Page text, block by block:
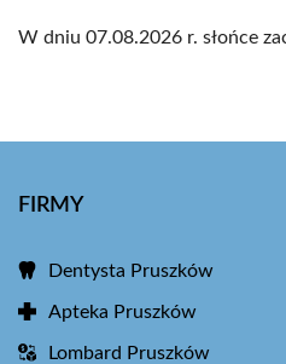
W dniu 07.08.2026 r. słońce
FIRMY
Dentysta Pruszków
Apteka Pruszków
Lombard Pruszków